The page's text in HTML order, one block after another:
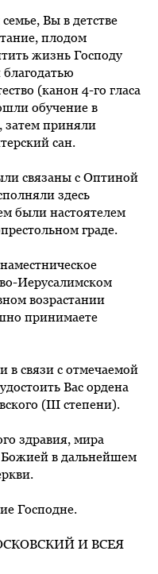
Вы в детстве
плодом
жизнь Господу
(канон 4-го гласа
обучение в
затем приняли
сан.
связаны с Оптиной
здесь
были настоятелем
граде.
Иерусалимском
возрастании
принимаете
связи с отмечаемой
Вас ордена
(III степени).
здравия, мира
в дальнейшем
Господне.
И ВСЕЯ